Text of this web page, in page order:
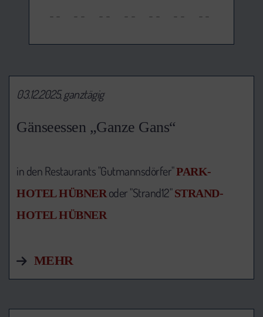
--
-- -- -- -- -- --
Gänseessen „Ganze Gans“
03.12.2025, ganztägig
in den Restaurants "Gutmannsdörfer"PARK-
HOTEL HÜBNER oder "Strand12"STRAND-
HOTEL HÜBNER
MEHR